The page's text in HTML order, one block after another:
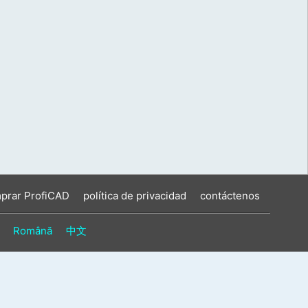
ProfiCAD política de privacidad contáctenos
Română 中文